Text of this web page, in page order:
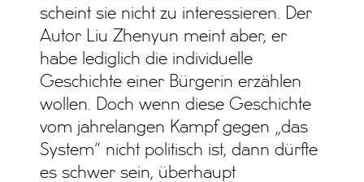
scheint sie nicht zu interessieren. Der
Autor Liu Zhenyun meint aber, er
habe lediglich die individuelle
Geschichte einer Bürgerin erzählen
wollen. Doch wenn diese Geschichte
vom jahrelangen Kampf gegen „das
System“ nicht politisch ist, dann dürfte
es schwer sein, überhaupt